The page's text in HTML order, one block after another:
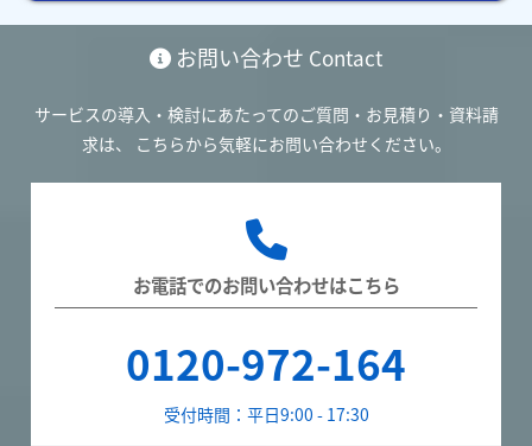
お問い合わせ Contact
サービスの導入・検討にあたってのご質問・お見積り・資料請
求は、
こちらから気軽にお問い合わせください。
お電話でのお問い合わせはこちら
0120-972-164
受付時間：平日9:00 - 17:30